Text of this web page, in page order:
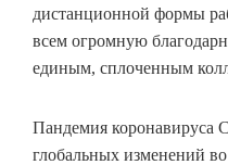
дистанционной формы
всем огромную
единым, сплоченным
Пандемия коронавируса
глобальных изменений